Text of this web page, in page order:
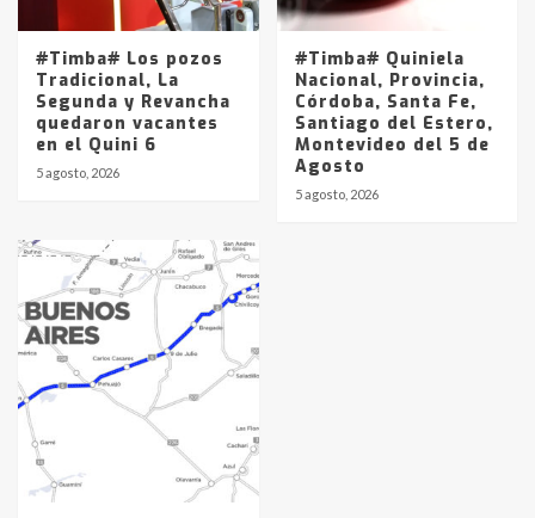
#Timba# Los pozos
Tradicional, La
Segunda y Revancha
quedaron vacantes
en el Quini 6
5 agosto, 2026
#Timba# Quiniela
Nacional, Provincia,
Córdoba, Santa Fe,
Santiago del Estero,
Montevideo del 5 de
Agosto
5 agosto, 2026